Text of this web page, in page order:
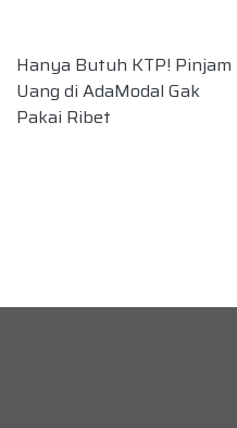
Hanya Butuh KTP! Pinjam
Uang di AdaModal Gak
Pakai Ribet